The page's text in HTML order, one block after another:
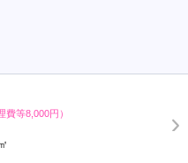
費等8,000円）